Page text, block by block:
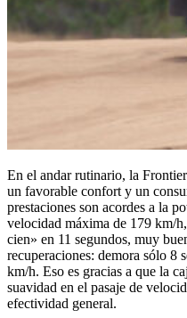
En el andar rutinario, la
un favorable confort y un
prestaciones son acordes a la
velocidad máxima de 179 km/
cien» en 11 segundos, muy
recuperaciones: demora sólo 8
km/h. Eso es gracias a que la
suavidad en el pasaje de
efectividad general.